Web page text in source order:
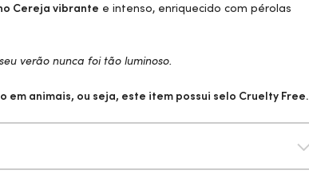
Cereja vibrante e intenso, enriquecido com pérolas
verão nunca foi tão luminoso.
em animais, ou seja, este item possui selo Cruelty Free.